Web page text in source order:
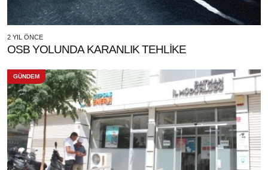
2 YIL ÖNCE
OSB YOLUNDA KARANLIK TEHLİKE
GÜNDEM